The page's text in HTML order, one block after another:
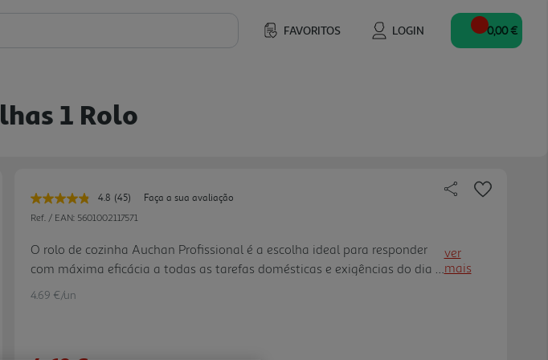
FAVORITOS LOGIN 0,00 €
1 Rolo
4.8 Leu
45
Link
para
a
(45)
Faça a sua avaliação
Ref. / EAN: 5601002117571
O rolo de cozinha Auchan Profissional é a escolha ideal para responder
com máxima eficácia a todas as tarefas domésticas e exigências do dia a
dia. Concebido com três folhas de papel altamente absorvente, este rolo
ver
mais
4.69 €/un